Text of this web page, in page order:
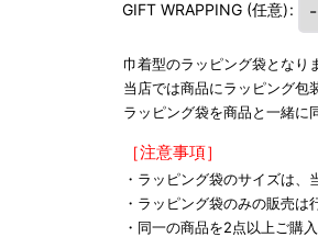
GIFT WRAPPING (任意):
巾着型のラッピング袋となり
当店では商品にラッピング包
ラッピング袋を商品と一緒に
［注意事項］
・ラッピング袋のサイズは、
・ラッピング袋のみの販売は
・同一の商品を2点以上ご購